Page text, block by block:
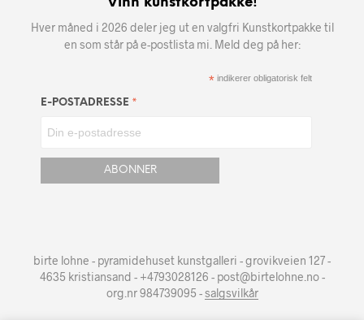
Hver måned i 2026 deler jeg ut en valgfri Kunstkortpakke til
en som står på e-postlista mi. Meld deg på her:
* indikerer obligatorisk felt
E-POSTADRESSE *
birte lohne - pyramidehuset kunstgalleri - grovikveien 127 -
4635 kristiansand - +4793028126 - post@birtelohne.no -
org.nr 984739095 -salgsvilkår